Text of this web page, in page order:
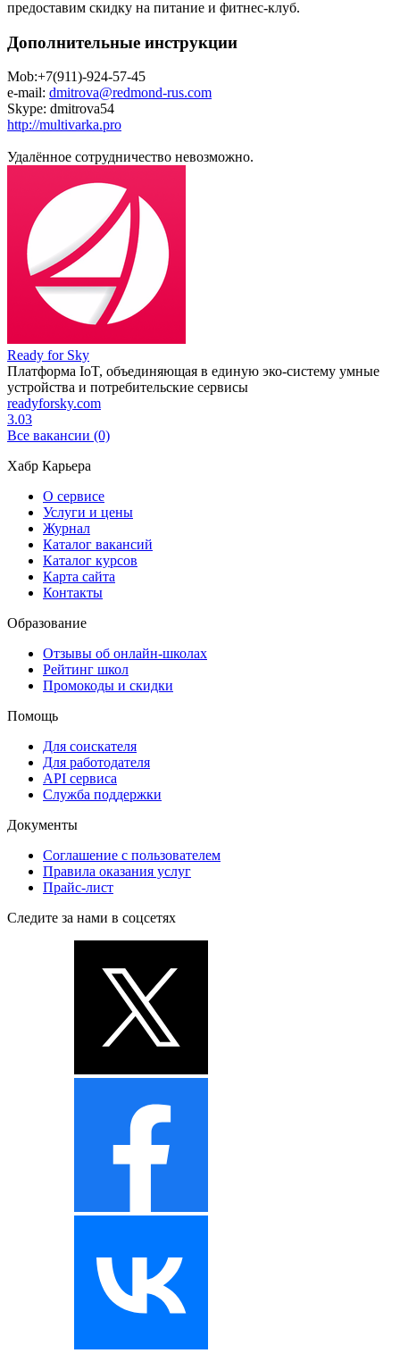
предоставим скидку на питание и фитнес-клуб.
Дополнительные инструкции
Mob:+7(911)-924-57-45
e-mail: dmitrova@redmond-rus.com
Skype: dmitrova54
http://multivarka.pro
Удалённое сотрудничество невозможно.
Ready for Sky
Платформа IoT, объединяющая в единую эко-систему умные
устройства и потребительские сервисы
readyforsky.com
3.03
Все вакансии (0)
Хабр Карьера
О сервисе
Услуги и цены
Журнал
Каталог вакансий
Каталог курсов
Карта сайта
Контакты
Образование
Отзывы об онлайн-школах
Рейтинг школ
Промокоды и скидки
Помощь
Для соискателя
Для работодателя
API сервиса
Служба поддержки
Документы
Соглашение с пользователем
Правила оказания услуг
Прайс-лист
Следите за нами в соцсетях